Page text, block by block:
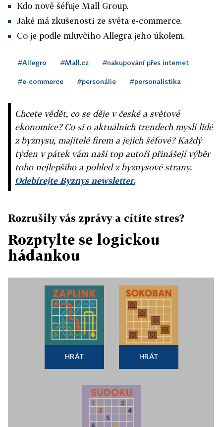
Kdo nově šéfuje Mall Group.
Jaké má zkušenosti ze světa e-commerce.
Co je podle mluvčího Allegra jeho úkolem.
#Allegro #Mall.cz #nakupování přes internet
#e-commerce #personálie #personalistika
Chcete vědět, co se děje v české a světové
ekonomice? Co si o aktuálních trendech myslí lidé
z byznysu, majitelé firem a jejich šéfové? Každý
týden v pátek vám naši top autoři přinášejí výběr
toho nejlepšího a pohled z byznysové strany.
Odebírejte Byznys newsletter.
Rozrušily vás zprávy a cítíte stres?
Rozptylte se logickou
hádankou
HRÁT HRÁT